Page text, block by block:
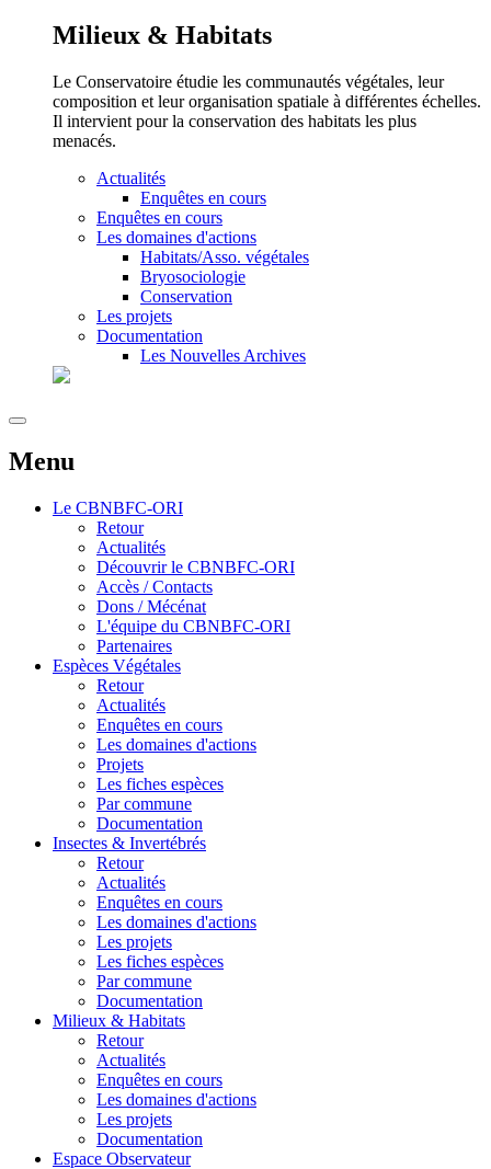
Milieux & Habitats
Le Conservatoire étudie les communautés végétales, leur
composition et leur organisation spatiale à différentes échelles.
Il intervient pour la conservation des habitats les plus
menacés.
Actualités
Enquêtes en cours
Enquêtes en cours
Les domaines d'actions
Habitats/Asso. végétales
Bryosociologie
Conservation
Les projets
Documentation
Les Nouvelles Archives
Menu
Le CBNBFC-ORI
Retour
Actualités
Découvrir le CBNBFC-ORI
Accès / Contacts
Dons / Mécénat
L'équipe du CBNBFC-ORI
Partenaires
Espèces Végétales
Retour
Actualités
Enquêtes en cours
Les domaines d'actions
Projets
Les fiches espèces
Par commune
Documentation
Insectes & Invertébrés
Retour
Actualités
Enquêtes en cours
Les domaines d'actions
Les projets
Les fiches espèces
Par commune
Documentation
Milieux & Habitats
Retour
Actualités
Enquêtes en cours
Les domaines d'actions
Les projets
Documentation
Espace Observateur